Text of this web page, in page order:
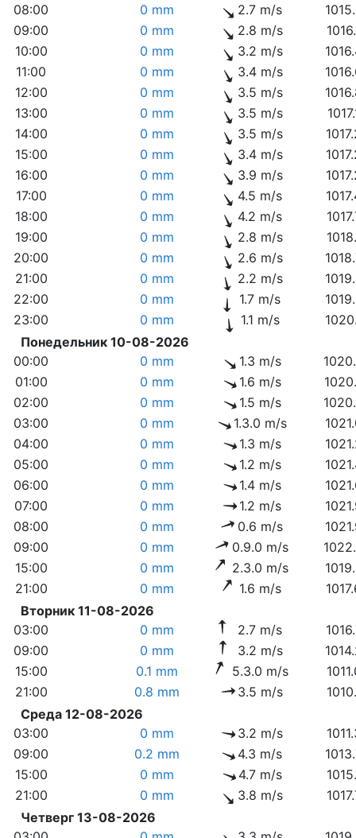
08:00
0 mm 2.7 m/s
09:00
0 mm 2.8 m/s
10:00
0 mm 3.2 m/s
11:00
0 mm 3.4 m/s
12:00
0 mm 3.5 m/s
13:00
0 mm 3.5 m/s
14:00
0 mm 3.5 m/s
15:00
0 mm 3.4 m/s
16:00
0 mm 3.9 m/s
17:00
0 mm 4.5 m/s
18:00
0 mm 4.2 m/s
19:00
0 mm 2.8 m/s
20:00
0 mm 2.6 m/s
21:00
0 mm 2.2 m/s
22:00
0 mm 1.7 m/s
23:00
0 mm 1.1 m/s
Понедельник 10-08-2026
00:00
0 mm 1.3 m/s
01:00
0 mm 1.6 m/s
02:00
0 mm 1.5 m/s
03:00
0 mm 1.3.0 m/s
04:00
0 mm 1.3 m/s
05:00
0 mm 1.2 m/s
06:00
0 mm 1.4 m/s
07:00
0 mm 1.2 m/s
08:00
0 mm 0.6 m/s
09:00
0 mm 0.9.0 m/s
15:00
0 mm 2.3.0 m/s
21:00
0 mm 1.6 m/s
Вторник 11-08-2026
03:00
0 mm 2.7 m/s
09:00
0 mm 3.2 m/s
15:00
0.1 mm 5.3.0 m/s
21:00
0.8 mm 3.5 m/s
Среда 12-08-2026
03:00
0 mm 3.2 m/s
09:00
0.2 mm 4.3 m/s
15:00
0 mm 4.7 m/s
21:00
0 mm 3.8 m/s
Четверг 13-08-2026